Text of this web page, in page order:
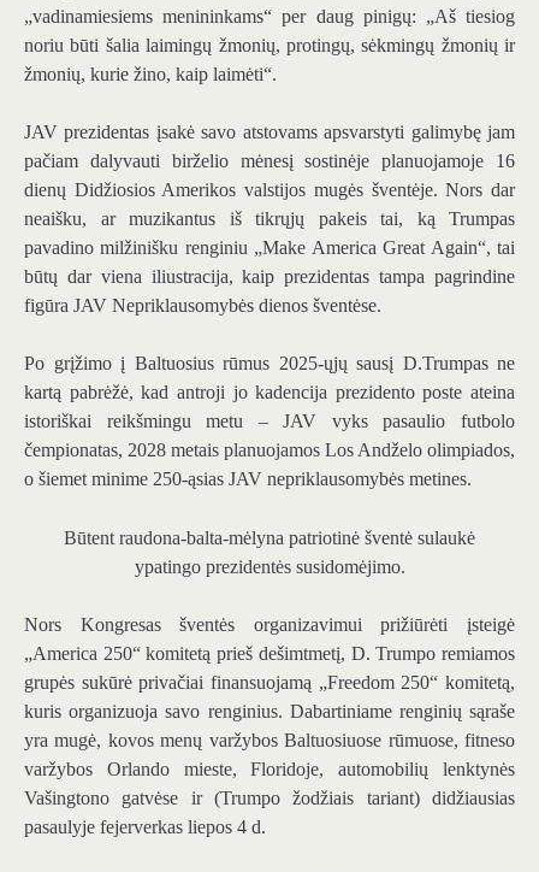
„vadinamiesiems menininkams“ per daug pinigų: „Aš tiesiog
noriu būti šalia laimingų žmonių, protingų, sėkmingų žmonių ir
žmonių, kurie žino, kaip laimėti“.
JAV prezidentas įsakė savo atstovams apsvarstyti galimybę jam
pačiam dalyvauti birželio mėnesį sostinėje planuojamoje 16
dienų Didžiosios Amerikos valstijos mugės šventėje. Nors dar
neaišku, ar muzikantus iš tikrųjų pakeis tai, ką Trumpas
pavadino milžinišku renginiu „Make America Great Again“, tai
būtų dar viena iliustracija, kaip prezidentas tampa pagrindine
figūra JAV Nepriklausomybės dienos šventėse.
Po grįžimo į Baltuosius rūmus 2025-ųjų sausį D.Trumpas ne
kartą pabrėžė, kad antroji jo kadencija prezidento poste ateina
istoriškai reikšmingu metu – JAV vyks pasaulio futbolo
čempionatas, 2028 metais planuojamos Los Andželo olimpiados,
o šiemet minime 250-ąsias JAV nepriklausomybės metines.
Būtent raudona-balta-mėlyna patriotinė šventė sulaukė
ypatingo prezidentės susidomėjimo.
Nors Kongresas šventės organizavimui prižiūrėti įsteigė
„America 250“ komitetą prieš dešimtmetį, D. Trumpo remiamos
grupės sukūrė privačiai finansuojamą „Freedom 250“ komitetą,
kuris organizuoja savo renginius. Dabartiniame renginių sąraše
yra mugė, kovos menų varžybos Baltuosiuose rūmuose, fitneso
varžybos Orlando mieste, Floridoje, automobilių lenktynės
Vašingtono gatvėse ir (Trumpo žodžiais tariant) didžiausias
pasaulyje fejerverkas liepos 4 d.